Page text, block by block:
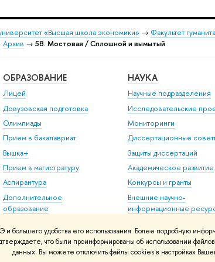
удобства его использования. Более подробную
что были проинформированы об использовании
данных. Вы можете отключить файлы cookies в настройках
«Высшая школа экономики» → Факультет
Архив → 58. Мостовая / Сплошной и вымытый
ОБРАЗОВАНИЕ
Лицей
Довузовская подготовка
Олимпиады
Прием в бакалавриат
Вышка+
Прием в магистратуру
Аспирантура
Дополнительное
образование
Бизнес-инкубатор ВШЭ
Образовательные
НАУКА
Научные подразделения
Исследовательские
Мониторинги
Диссертационные
Защиты диссертаций
Академическое развитие
Конкурсы и гранты
Внешние научно-
информационные